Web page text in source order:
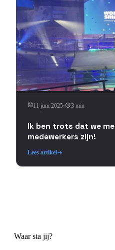
11 juni 2025· 3 min
Ik ben trots dat we
medewerkers zijn!
Lees artikel
Waar sta jij?